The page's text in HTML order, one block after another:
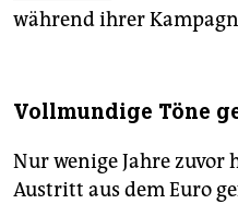
während ihrer
Vollmundige Töne
Nur wenige Jahre zuvor
Austritt aus dem Euro